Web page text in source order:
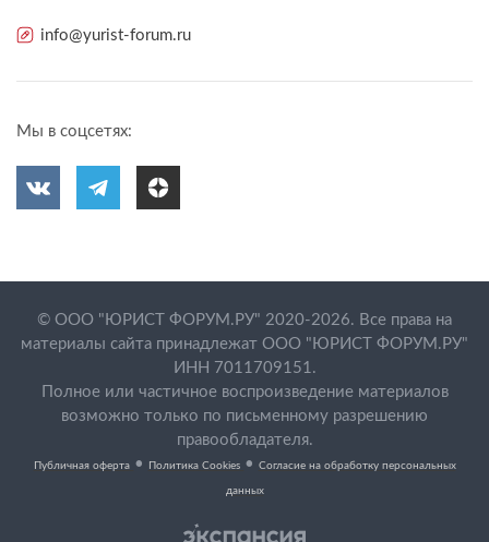
info@yurist-forum.ru
Мы в соцсетях:
© ООО "ЮРИСТ ФОРУМ.РУ" 2020-2026. Все права на
материалы сайта принадлежат ООО "ЮРИСТ ФОРУМ.РУ"
ИНН 7011709151.
Полное или частичное воспроизведение материалов
возможно только по письменному разрешению
правообладателя.
Публичная оферта • Политика Cookies • Согласие на обработку персональных
данных